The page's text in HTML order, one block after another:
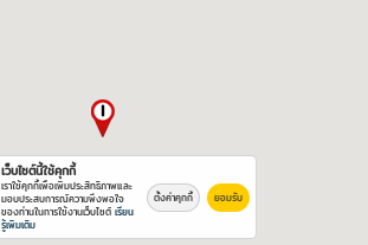
เว็บไซต์นี้ใช้คุกกี้
เราใช้คุกกี้เพื่อเพิ่มประสิทธิภาพและ
มอบประสบการณ์ความพึงพอใจ
ของท่านในการใช้งานเว็บไซต์ เรียน
รู้เพิ่มเติม
ตั้งค่าคุกกี้ ยอมรับ